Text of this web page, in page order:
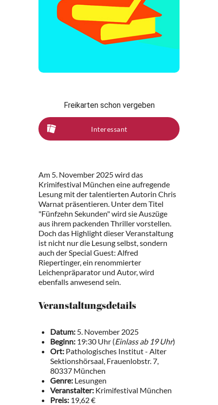
Freikarten schon vergeben
Interessant
Am 5. November 2025 wird das
Krimifestival München eine aufregende
Lesung mit der talentierten Autorin Chris
Warnat präsentieren. Unter dem Titel
"Fünfzehn Sekunden" wird sie Auszüge
aus ihrem packenden Thriller vorstellen.
Doch das Highlight dieser Veranstaltung
ist nicht nur die Lesung selbst, sondern
auch der Special Guest: Alfred
Riepertinger, ein renommierter
Leichenpräparator und Autor, wird
ebenfalls anwesend sein.
Veranstaltungsdetails
Datum: 5. November 2025
Beginn: 19:30 Uhr (Einlass ab 19 Uhr)
Ort: Pathologisches Institut - Alter
Sektionshörsaal, Frauenlobstr. 7,
80337 München
Genre: Lesungen
Veranstalter: Krimifestival München
Preis: 19,62 €